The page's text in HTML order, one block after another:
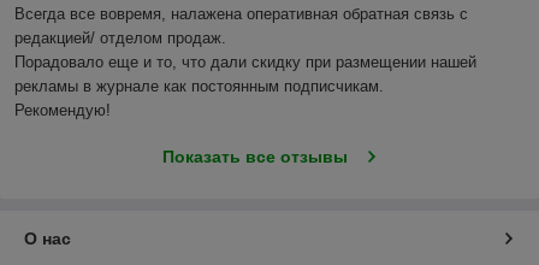
Всегда все вовремя, налажена оперативная обратная связь с
редакцией/ отделом продаж.
Порадовало еще и то, что дали скидку при размещении нашей
рекламы в журнале как постоянным подписчикам.
Рекомендую!
Показать все отзывы
О нас